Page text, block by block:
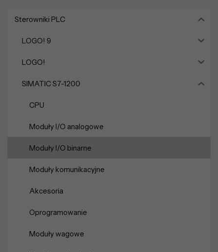
Sterowniki PLC
LOGO! 9
LOGO!
SIMATIC S7-1200
CPU
Moduły I/O analogowe
Moduły I/O binarne
Moduły komunikacyjne
Akcesoria
Oprogramowanie
Moduły wagowe